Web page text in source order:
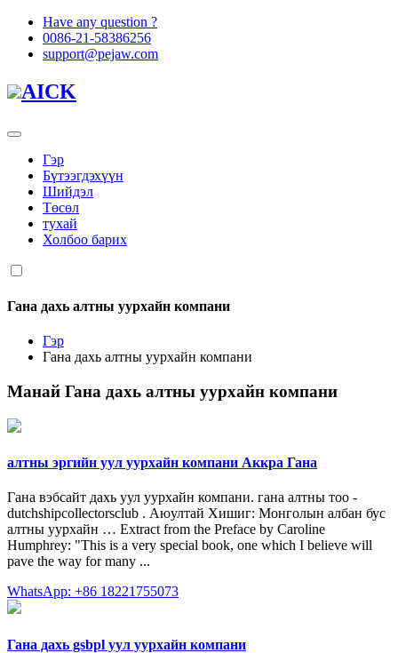
Have any question ?
0086-21-58386256
support@pejaw.com
AICK
Гэр
Бүтээгдэхүүн
Шийдэл
Төсөл
тухай
Холбоо барих
Гана дахь алтны уурхайн компани
Гэр
Гана дахь алтны уурхайн компани
Манай Гана дахь алтны уурхайн компани
алтны эргийн уул уурхайн компани Аккра Гана
Гана вэбсайт дахь уул уурхайн компани. гана алтны тоо -
dutchshipcollectorsclub . Аюултай Xишиг: Монголын албан бус
алтны уурхайн … Extract from the Preface by Caroline
Humphrey: "This is a very special book, one which I believe will
pave the way for many ...
WhatsApp: +86 18221755073
Гана дахь gsbpl уул уурхайн компани